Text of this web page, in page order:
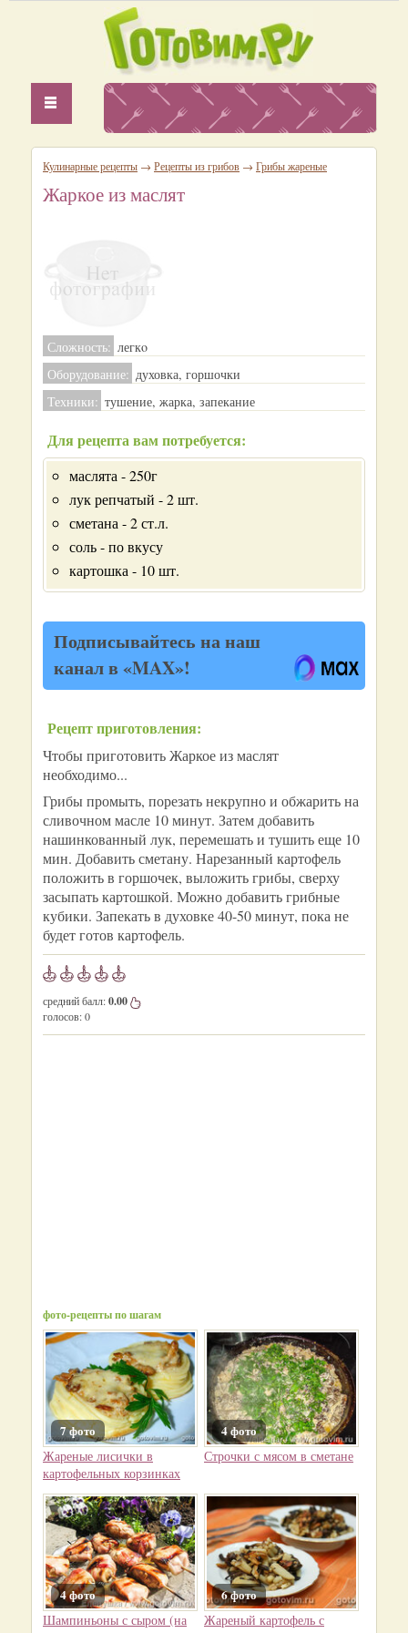
Кулинарные рецепты → Рецепты из грибов → Грибы жареные
Жаркое из маслят
Сложность: легкo
Оборудование: духовка, горшочки
Техники: тушение, жарка, запекание
Для рецепта вам потребуется:
маслята - 250г
лук репчатый - 2 шт.
сметана - 2 ст.л.
соль - по вкусу
картошка - 10 шт.
Подписывайтесь на наш
канал в «MAX»!
Рецепт приготовления:
Чтобы приготовить Жаркое из маслят
необходимо...
Грибы промыть, порезать некрупно и обжарить на
сливочном масле 10 минут. Затем добавить
нашинкованный лук, перемешать и тушить еще 10
мин. Добавить сметану. Нарезанный картофель
положить в горшочек, выложить грибы, сверху
засыпать картошкой. Можно добавить грибные
кубики. Запекать в духовке 40-50 минут, пока не
будет готов картофель.
средний балл:0.00
голосов:0
фото-рецепты по шагам
7 фото
Жареные лисички в
картофельных корзинках
4 фото
Строчки с мясом в сметане
4 фото
Шампиньоны с сыром (на
6 фото
Жареный картофель с